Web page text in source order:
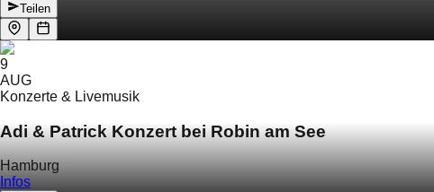
Teilen
9
AUG
Konzerte & Livemusik
Adi & Patrick Konzert bei Robin am See
Hamburg
Infos